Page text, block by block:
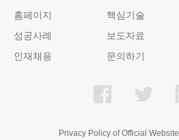
홈페이지 핵심기술
성공사례
보도자료
인재채용
문의하기
Privacy Policy of Official Website